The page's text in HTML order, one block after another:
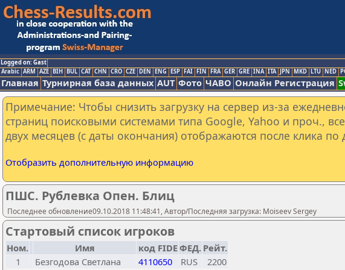
Logged on: Gast
Arabic ARM AZE BIH BUL CAT CHN CRO CZE DEN ENG ESP FAI FIN FRA GER GRE INA ITA JPN MKD LTU NED
Главная Турнирная база данных AUT Фото ЧАВО Онлайн Регистрация
Примечание: Чтобы снизить загрузку на сервер из-за
страниц поисковыми системами типа Google, Yahoo и проч.,
двух месяцев (с даты окончания) отображаются после клика по
Отобразить дополнительную информацию
ПШС. Рублевка Опен. Блиц
Последнее обновление09.10.2018 11:48:41, Автор/Последняя загрузка: Moiseev Sergey
Стартовый список игроков
Ном. Имя код FIDEФЕД. Рейт.
1
Безгодова Светлана 4110650 RUS
2200